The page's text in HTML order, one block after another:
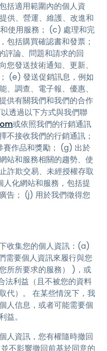
括適用範圍內的個人資
供、營運、維護、改進和
使用服務； (c) 處理和完
包括購買確認書和發票；
評論、問題和請求的回
您發送技術通知、更新、
(e) 發送促銷訊息，例如
、調查、電子報、優惠、
供有關我們和我們的合作
透過以下方式與我們聯
或依照我們的行銷通訊
不接收我們的行銷通訊；
作品和獎勵； (g) 出於
站和服務相關的趨勢、使
詐欺交易、未經授權存取
化網站和服務，包括提
告； (j) 用於我們徵得您
收集您的個人資訊：(a)
需要個人資訊來履行與您
所所要求的服務） )，或
法利益（且不被您的資料
代）。 在某些情況下，我
人信息，或者可能需要個
益。
人資訊，您有權隨時撤回
不影響撤回前基於同意的